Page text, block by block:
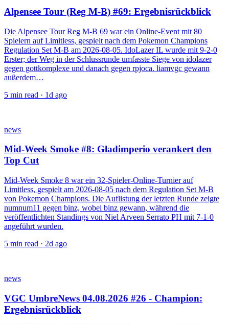
Alpensee Tour (Reg M-B) #69: Ergebnisrückblick
Die Alpensee Tour Reg M-B 69 war ein Online-Event mit 80
Spielern auf Limitless, gespielt nach dem Pokemon Champions
Regulation Set M-B am 2026-08-05. IdoLazer IL wurde mit 9-2-0
Erster; der Weg in der Schlussrunde umfasste Siege von idolazer
gegen gottkomplexe und danach gegen rpjoca. liamvgc gewann
außerdem…
5 min read · 1d ago
news
Mid-Week Smoke #8: Gladimperio verankert den
Top Cut
Mid-Week Smoke 8 war ein 32-Spieler-Online-Turnier auf
Limitless, gespielt am 2026-08-05 nach dem Regulation Set M-B
von Pokemon Champions. Die Auflistung der letzten Runde zeigte
numnum11 gegen binz, wobei binz gewann, während die
veröffentlichten Standings von Niel Arveen Serrato PH mit 7-1-0
angeführt wurden.
5 min read · 2d ago
news
VGC UmbreNews 04.08.2026 #26 - Champion:
Ergebnisrückblick